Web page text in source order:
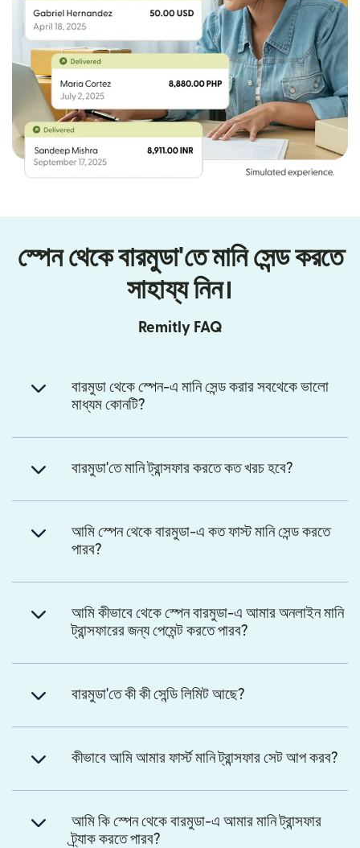
স্পেন থেকে বারমুডা'তে মানি সেন্ড করতে
সাহায্য নিন।
Remitly FAQ
বারমুডা থেকে স্পেন-এ মানি সেন্ড করার সবথেকে ভালো
মাধ্যম কোনটি?
বারমুডা'তে মানি ট্রান্সফার করতে কত খরচ হবে?
আমি স্পেন থেকে বারমুডা-এ কত ফাস্ট মানি সেন্ড করতে
পারব?
আমি কীভাবে থেকে স্পেন বারমুডা-এ আমার অনলাইন মানি
ট্রান্সফারের জন্য পেমেন্ট করতে পারব?
বারমুডা'তে কী কী সেন্ডি লিমিট আছে?
কীভাবে আমি আমার ফার্স্ট মানি ট্রান্সফার সেট আপ করব?
আমি কি স্পেন থেকে বারমুডা-এ আমার মানি ট্রান্সফার
ট্র্যাক করতে পারব?